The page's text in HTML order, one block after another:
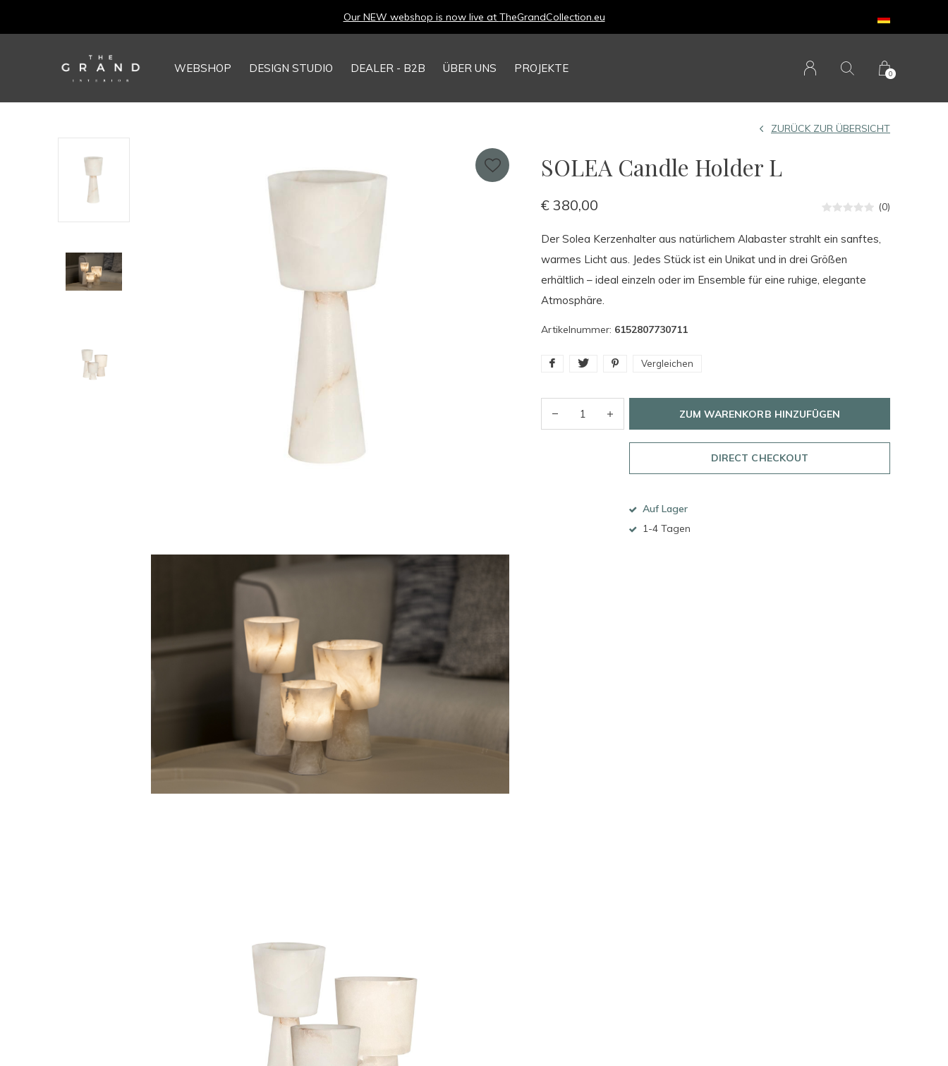
WEBSHOP DESIGN STUDIO DEALER - B2B ÜBER UNS PROJEKTE 0
Our NEW webshop is now live at TheGrandCollection.eu
SOLEA Candle Holder L
ZURÜCK ZUR ÜBERSICHT
€ 380,00 (0)
Der Solea Kerzenhalter aus natürlichem Alabaster strahlt ein sanftes,
warmes Licht aus. Jedes Stück ist ein Unikat und in drei Größen
erhältlich – ideal einzeln oder im Ensemble für eine ruhige, elegante
Atmosphäre.
Artikelnummer: 6152807730711
Vergleichen
ZUM WARENKORB HINZUFÜGEN
DIRECT CHECKOUT
Auf Lager
1-4 Tagen